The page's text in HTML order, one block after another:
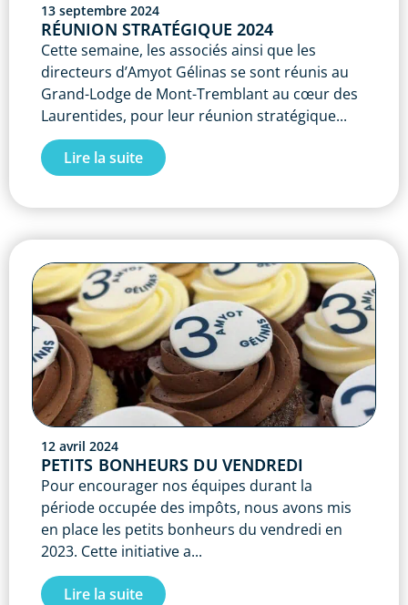
13 septembre 2024
RÉUNION STRATÉGIQUE 2024
Cette semaine, les associés ainsi que les
directeurs d’Amyot Gélinas se sont réunis au
Grand-Lodge de Mont-Tremblant au cœur des
Laurentides, pour leur réunion stratégique...
Lire la suite
12 avril 2024
PETITS BONHEURS DU VENDREDI
Pour encourager nos équipes durant la
période occupée des impôts, nous avons mis
en place les petits bonheurs du vendredi en
2023. Cette initiative a...
Lire la suite